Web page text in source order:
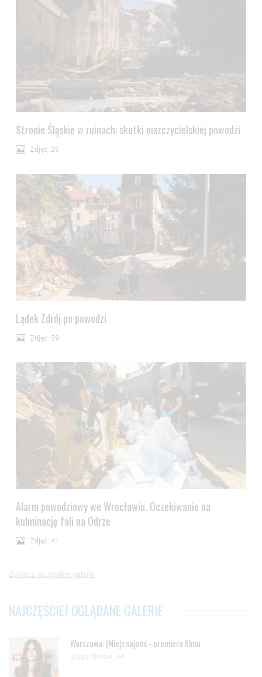
Stronie Śląskie w ruinach: skutki niszczycielskiej powodzi
Zdjęć: 25
Lądek Zdrój po powodzi
Zdjęć: 59
Alarm powodziowy we Wrocławiu. Oczekiwanie na
kulminację fali na Odrze
Zdjęć: 41
Zobacz wszystkie galerie
NAJCZĘŚCIEJ OGLĄDANE GALERIE
Warszawa: (Nie)znajomi - premiera filmu
Zdjęc/filmów: 44